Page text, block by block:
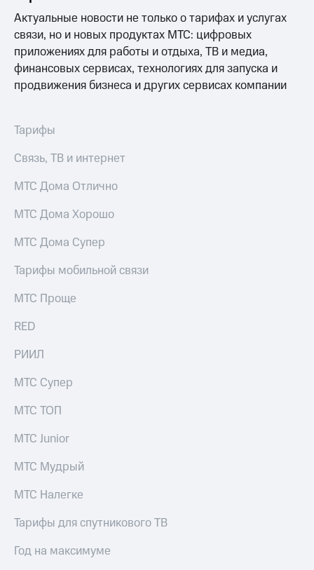
Актуальные новости не только о тарифах и услугах
связи, но и новых продуктах МТС: цифровых
приложениях для работы и отдыха, ТВ и медиа,
финансовых сервисах, технологиях для запуска и
продвижения бизнеса и других сервисах компании
Тарифы
Связь, ТВ и интернет
МТС Дома Отлично
МТС Дома Хорошо
МТС Дома Супер
Тарифы мобильной связи
МТС Проще
RED
РИИЛ
МТС Супер
МТС ТОП
МТС Junior
МТС Мудрый
МТС Налегке
Тарифы для спутникового ТВ
Год на максимуме